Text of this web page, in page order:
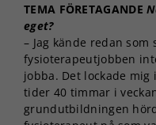
TEMA FÖRETAGANDE
eget?
– Jag kände redan
fysioterapeutjobben
jobba. Det lockade
tider 40 timmar i
grundutbildningen